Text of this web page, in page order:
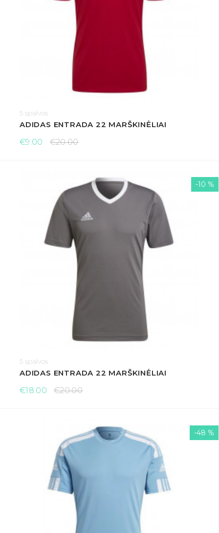
5 spalvos
ADIDAS ENTRADA 22 MARŠKINĖLIAI
€9.00
€20.00
5 spalvos
ADIDAS ENTRADA 22 MARŠKINĖLIAI
€18.00
€20.00
-10 %
-48 %